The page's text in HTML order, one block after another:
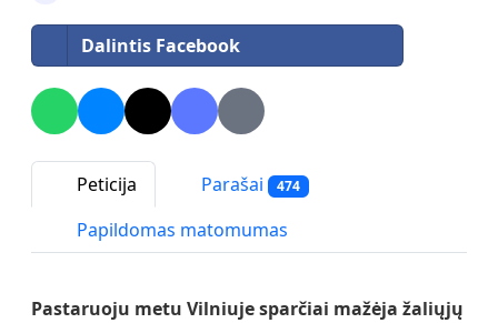
Dalintis Facebook
Peticija Parašai 474
Papildomas matomumas
Pastaruoju metu Vilniuje sparčiai mažėja žaliųjų